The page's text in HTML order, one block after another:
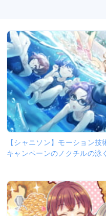
【シャニソン】モーション
キャンペーンのノクチルの泳